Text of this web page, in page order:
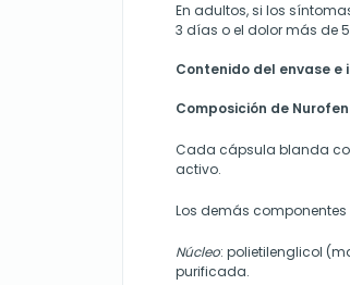
En adultos, si los
3 días o el dolor más de
Contenido del envase
Composición de
Cada cápsula blanda
activo.
Los demás componentes
Núcleo: polietilenglicol
purificada.